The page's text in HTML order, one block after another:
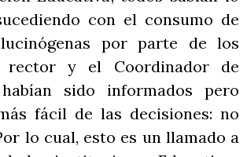
con el consumo de
por parte de los
rector y el Coordinador de
sido informados pero
fácil de las decisiones: no
lo cual, esto es un llamado a